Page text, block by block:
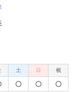
土 日 祝